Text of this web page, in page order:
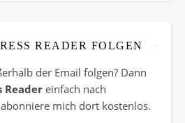
READER FOLGEN
der Email folgen? Dann
Reader einfach nach
mich dort kostenlos.